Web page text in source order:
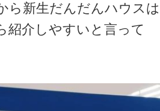
ら新生だんだんハウスは
紹介しやすいと言って